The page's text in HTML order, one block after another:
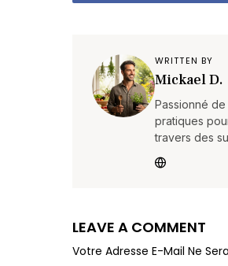
WRITTEN BY
Mickael D.
Passionné
pratiques
travers des
LEAVE A COMMENT
Votre Adresse E-Mail Ne